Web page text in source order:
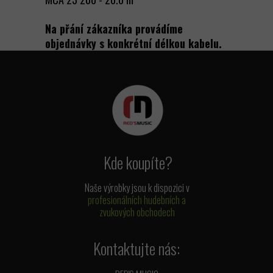
Na přání zákazníka provádíme
objednávky s konkrétní délkou kabelu.
Naše výrobky jsou k dispozici v
profesionálních hudebních a
zvukových obchodech
Kde koupíte?
Kontaktujte nás: